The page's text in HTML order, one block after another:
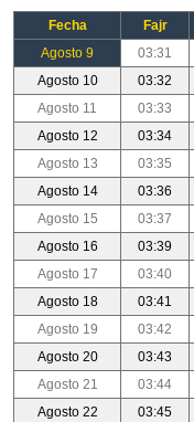
Fecha Fajr
Agosto 9
03:31
Agosto 10
03:32
Agosto 11
03:33
Agosto 12
03:34
Agosto 13
03:35
Agosto 14
03:36
Agosto 15
03:37
Agosto 16
03:39
Agosto 17
03:40
Agosto 18
03:41
Agosto 19
03:42
Agosto 20
03:43
Agosto 21
03:44
Agosto 22
03:45